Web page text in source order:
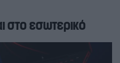
στο εσωτερικό